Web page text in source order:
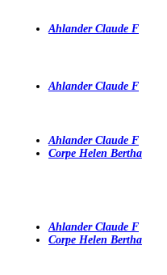
Ahlander Claude F
Ahlander Claude F
Ahlander Claude F
Corpe Helen Bertha
Ahlander Claude F
Corpe Helen Bertha